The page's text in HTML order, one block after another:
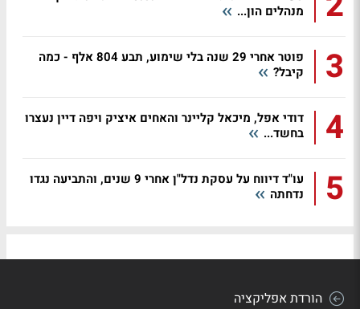
מנהלים הון...
3
פוטר אחרי 29 שנה בלי שימוע, תבע 804 אלף - כמה
קיבל?
4
דודי אפל, מיכאל קליינר והאחים איציק ויפה דיין נעצרו
בחשד...
5
עו"ד דיווח על עסקת נדל"ן אחרי 9 שנים, והתביעה נגדו
נדחתה
הורדת אפליקציה